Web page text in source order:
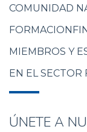
COMUNIDAD
MIEMBROS Y
EN EL SECTOR
ÚNETE A